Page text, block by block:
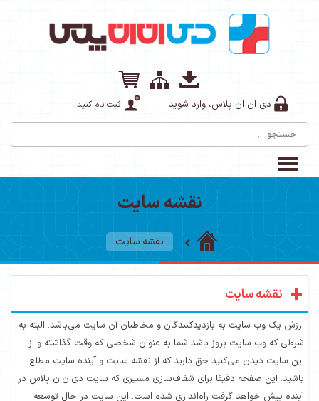
دی ان ان پلاس، وارد شوید ثبت نام کنید
نقشه سایت
نقشه سایت
نقشه سایت
ارزش یک وب سایت به بازدیدکنندگان و مخاطبان آن سایت می‌باشد. البته به
شرطی که وب سایت بروز باشد شما به عنوان شخصی که وقت گذاشته و از
این سایت دیدن می‌کنید حق دارید که از نقشه سایت و آینده سایت مطلع
باشید. این صفحه دقیقا برای شفاف‌سازی مسیری که سایت دی‌ان‌ان پلاس در
آینده پیش خواهد گرفت راه‌اندازی شده است. این سایت در حال توسعه